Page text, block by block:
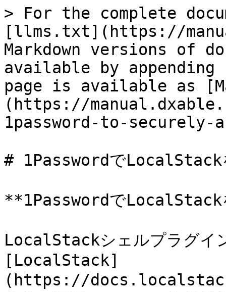
> For the complete
[llms.txt](https://
Markdown versions of
available by
page is available as
(https://
1password-to-
# 1PasswordでLocalStack
**1PasswordでLocalStack
LocalStackシェルプラグイ
[LocalStack]
(https://